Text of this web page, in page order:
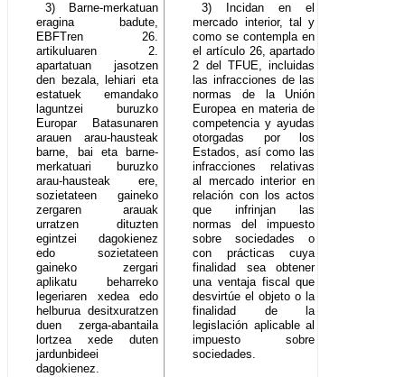
3) Barne-merkatuan
eragina badute,
EBFTren 26.
artikuluaren 2.
apartatuan jasotzen
den bezala, lehiari eta
estatuek emandako
laguntzei buruzko
Europar Batasunaren
arauen arau-hausteak
barne, bai eta barne-
merkatuari buruzko
arau-hausteak ere,
sozietateen gaineko
zergaren arauak
urratzen dituzten
egintzei dagokienez
edo sozietateen
gaineko zergari
aplikatu beharreko
legeriaren xedea edo
helburua desitxuratzen
duen zerga-abantaila
lortzea xede duten
jardunbideei
dagokienez.
3) Incidan en el
mercado interior, tal y
como se contempla en
el artículo 26, apartado
2 del TFUE, incluidas
las infracciones de las
normas de la Unión
Europea en materia de
competencia y ayudas
otorgadas por los
Estados, así como las
infracciones relativas
al mercado interior en
relación con los actos
que infrinjan las
normas del impuesto
sobre sociedades o
con prácticas cuya
finalidad sea obtener
una ventaja fiscal que
desvirtúe el objeto o la
finalidad de la
legislación aplicable al
impuesto sobre
sociedades.